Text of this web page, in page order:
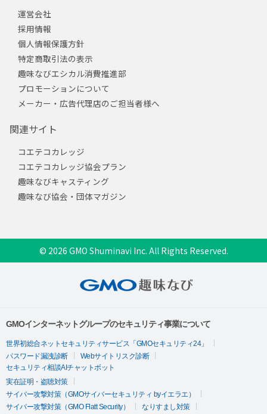
運営会社
採用情報
個人情報保護方針
特定商取引法の表示
趣味なびエシカル消費推進部
プロモーションについて
メーカー・広告代理店のご担当者様へ
関連サイト
コエテコカレッジ
コエテコカレッジ協会プラン
趣味なびキャスティング
趣味なび協会・団体マガジン
© 2026 GMO Shuminavi Inc. All Rights Reserved.